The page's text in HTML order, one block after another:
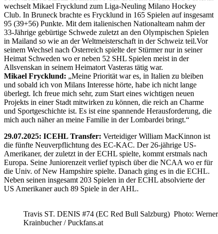
wechselt Mikael Frycklund zum Liga-Neuling Milano Hockey
Club. In Bruneck brachte es Frycklund in 165 Spielen auf insgesamt
95 (39+56) Punkte. Mit dem italienischen Nationalteam nahm der
33-Jährige gebürtige Schwede zuletzt an den Olympischen Spielen
in Mailand so wie an der Weltmeisterschaft in der Schweiz teil.Vor
seinem Wechsel nach Österreich spielte der Stürmer nur in seiner
Heimat Schweden wo er neben 52 SHL Spielen meist in der
Allsvenskan in seinem Heimatort Vasteras tätig war.
Mikael Frycklund: „Meine Priorität war es, in Italien zu bleiben
und sobald ich von Milans Interesse hörte, habe ich nicht lange
überlegt. Ich freue mich sehr, zum Start eines wichtigen neuen
Projekts in einer Stadt mitwirken zu können, die reich an Charme
und Sportgeschichte ist. Es ist eine spannende Herausforderung, die
mich auch näher an meine Familie in der Lombardei bringt.“
29.07.2025: ICEHL Transfer: Verteidiger William MacKinnon ist
die fünfte Neuverpflichtung des EC-KAC. Der 26-jährige US-
Amerikaner, der zuletzt in der ECHL spielte, kommt erstmals nach
Europa. Seine Juniorenzeit verlief typisch über die NCAA wo er für
die Univ. of New Hampshire spielte. Danach ging es in die ECHL.
Neben seinen insgesamt 203 Spielen in der ECHL absolvierte der
US Amerikaner auch 89 Spiele in der AHL.
Travis ST. DENIS #74 (EC Red Bull Salzburg) Photo: Werner
Krainbucher / Puckfans.at